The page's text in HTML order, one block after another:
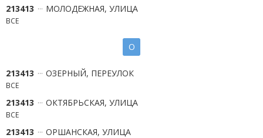
213413 МОЛОДЕЖНАЯ, УЛИЦА
ВСЕ
О
213413 ОЗЕРНЫЙ, ПЕРЕУЛОК
ВСЕ
213413 ОКТЯБРЬСКАЯ, УЛИЦА
ВСЕ
213413 ОРШАНСКАЯ, УЛИЦА